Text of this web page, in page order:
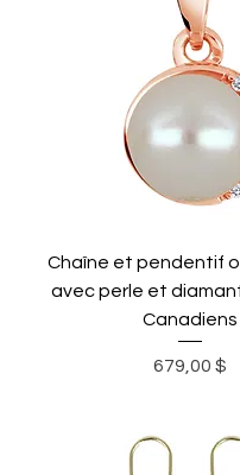
Chaîne et pendentif
avec perle et
Canadiens
Prix
679,00 $